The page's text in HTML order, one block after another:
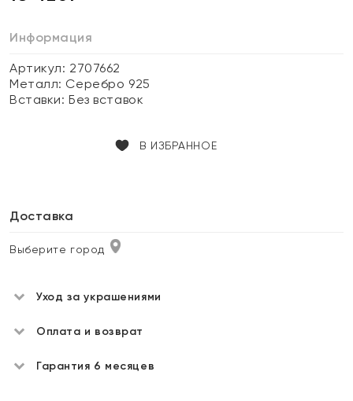
Информация
Артикул: 2707662
Металл: Серебро 925
Вставки:Без вставок
В ИЗБРАННОЕ
Доставка
Выберите город
Уход за украшениями
Оплата и возврат
Гарантия 6 месяцев